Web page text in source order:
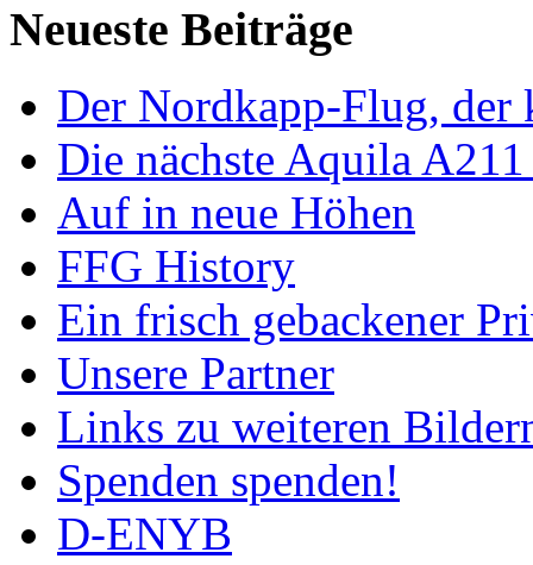
Neueste Beiträge
Der Nordkapp-Flug, der
Die nächste Aquila
Auf in neue Höhen
FFG History
Ein frisch gebackener
Unsere Partner
Links zu weiteren
Spenden spenden!
D-ENYB